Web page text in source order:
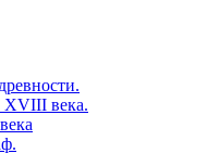
XVIII века.